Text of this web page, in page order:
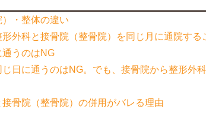
・整体の違い
外科と接骨院（整骨院）を同じ月に通院する
うのはNG
日に通うのはNG。でも、接骨院から整形外
骨院（整骨院）の併用がバレる理由